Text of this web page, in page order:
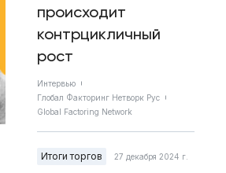
происходит
контрцикличный
рост
Интервью
Глобал Факторинг Нетворк Рус
Global Factoring Network
Итоги торгов 27 декабря 2024 г.